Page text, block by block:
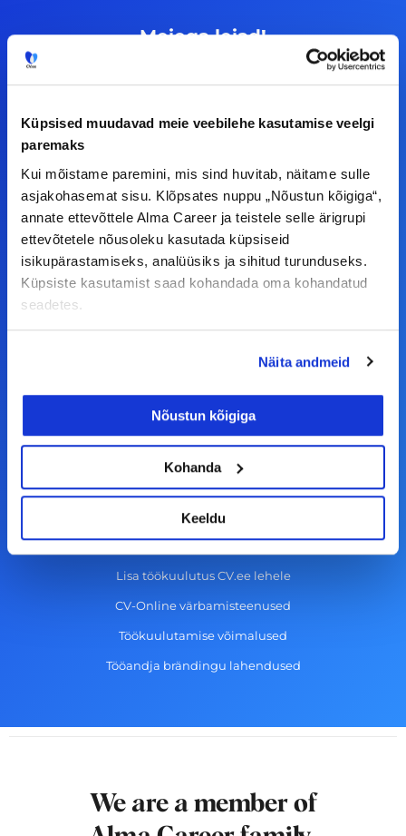
Küpsised muudavad meie veebilehe kasutamise veelgi
paremaks
Kui mõistame paremini, mis sind huvitab, näitame sulle
asjakohasemat sisu. Klõpsates nuppu „Nõustun kõigiga“,
annate ettevõttele Alma Career ja teistele selle ärigrupi
ettevõtetele nõusoleku kasutada küpsiseid
isikupärastamiseks, analüüsiks ja sihitud turunduseks.
Küpsiste kasutamist saad kohandada oma kohandatud
seadetes.
Näita andmeid
Nõustun kõigiga
Kohanda
Keeldu
Meiega leiad!
Tööelublogi.ee lehelt leiad kõik vajaliku, et olla
ettepanekuid erinevate teemade osas või soovid
teha koostööd, siis võta meiega julgelt ühendust.
F
a
c
b
-
I
n
s
a
a
m
L
i
n
e
n
Y
o
u
u
b
© Alma Career Estonia OÜ
Aktiveeri tööpakkumiste teavitus
KKK
Kasutustingimused
Tööandjale
Lisa töökuulutus CV.ee lehele
CV-Online värbamisteenused
Töökuulutamise võimalused
Tööandja brändingu lahendused
We are a member of